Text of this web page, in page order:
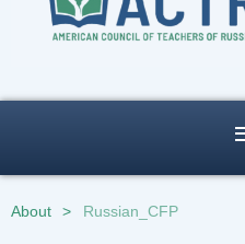
About Russian_CFP